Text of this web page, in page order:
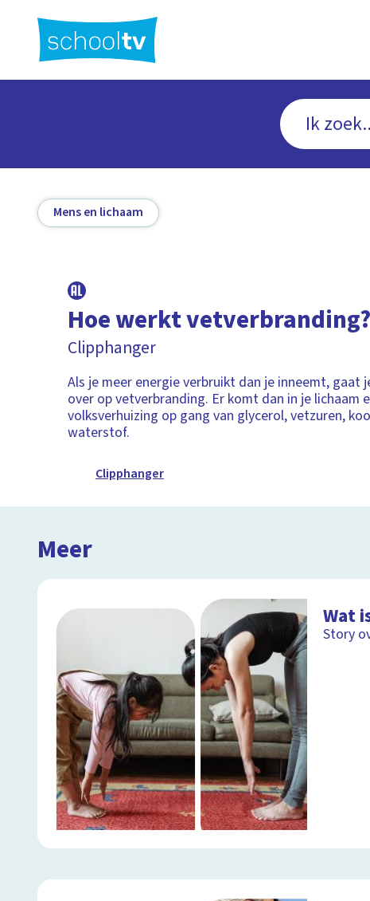
hoofdinhoud
Mens en lichaam
Hoe werkt vetverbranding?
Clipphanger
Als je meer energie verbruikt dan je inneemt, gaat
over op vetverbranding. Er komt dan in je lichaam
volksverhuizing op gang van glycerol, vetzuren,
waterstof.
Clipphanger
Meer
Wat
Story